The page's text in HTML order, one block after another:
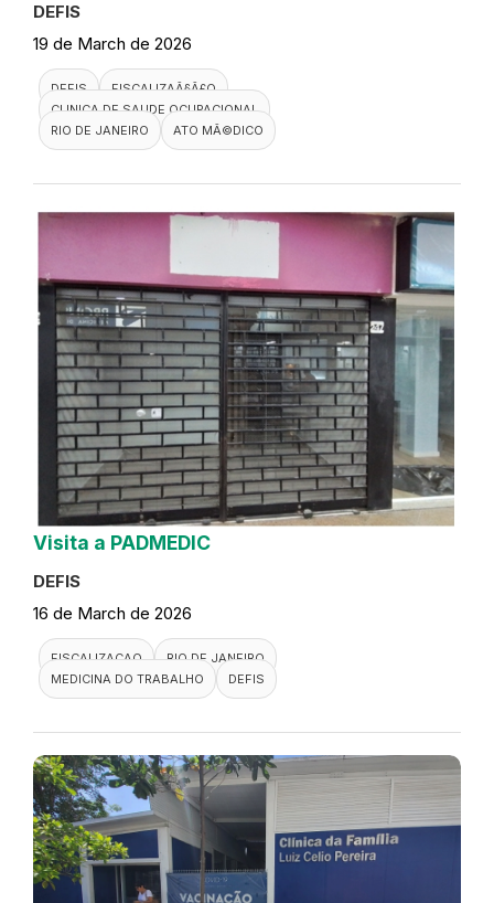
DEFIS
19 de March de 2026
DEFIS
FISCALIZAÃ§Ã£O
CLINICA DE SAUDE OCUPACIONAL
RIO DE JANEIRO
ATO MÃ©DICO
Visita a PADMEDIC
DEFIS
16 de March de 2026
FISCALIZACAO
RIO DE JANEIRO
MEDICINA DO TRABALHO
DEFIS